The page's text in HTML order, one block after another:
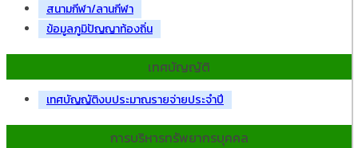
สนามกีฬา/ลานกีฬา
ข้อมูลภูมิปัญญาท้องถิ่น
เทศบัญญัติ
เทศบัญญัติงบประมาณรายจ่ายประจำปี
การบริหารทรัพยากรบุคคล